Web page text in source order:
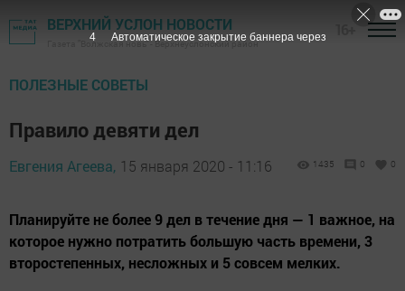
ВЕРХНИЙ УСЛОН НОВОСТИ
Газета "Волжская новь" - Верхнеуслонский район
ПОЛЕЗНЫЕ СОВЕТЫ
Правило девяти дел
Евгения Агеева, 15 января 2020 - 11:16 1435 0 0
Планируйте не более 9 дел в течение дня — 1 важное, на
которое нужно потратить большую часть времени, 3
второстепенных, несложных и 5 совсем мелких.
3 Автоматическое закрытие баннера через